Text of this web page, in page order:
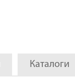
Каталоги